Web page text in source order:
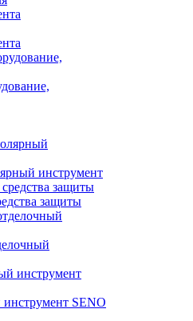
инструмент
защиты
SENO